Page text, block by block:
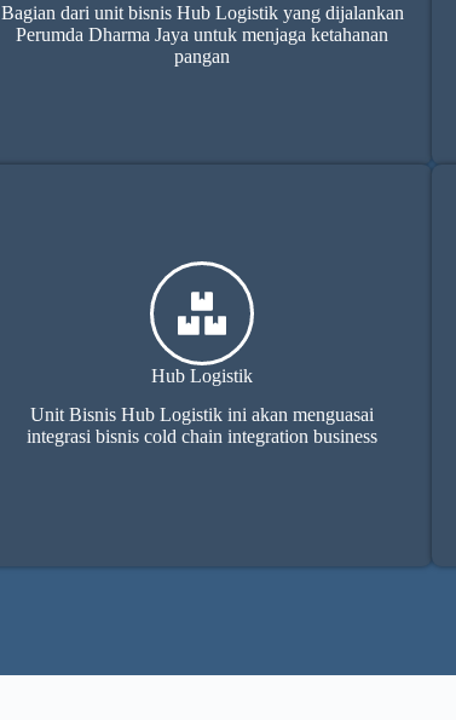
Bagian dari unit bisnis Hub Logistik yang dijalankan
Perumda Dharma Jaya untuk menjaga ketahanan
pangan
Hub Logistik
Unit Bisnis Hub Logistik ini akan menguasai
integrasi bisnis cold chain integration business